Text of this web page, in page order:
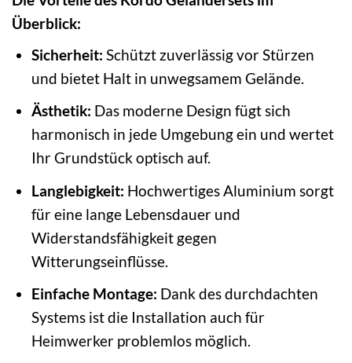
Überblick:
Sicherheit: Schützt zuverlässig vor Stürzen
und bietet Halt in unwegsamem Gelände.
Ästhetik: Das moderne Design fügt sich
harmonisch in jede Umgebung ein und wertet
Ihr Grundstück optisch auf.
Langlebigkeit: Hochwertiges Aluminium sorgt
für eine lange Lebensdauer und
Widerstandsfähigkeit gegen
Witterungseinflüsse.
Einfache Montage: Dank des durchdachten
Systems ist die Installation auch für
Heimwerker problemlos möglich.